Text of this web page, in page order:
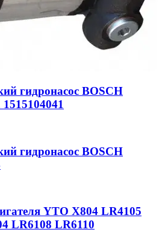
гидронасос BOSCH
гидронасос BOSCH
YTO X804 LR4105
LR6108 LR6110